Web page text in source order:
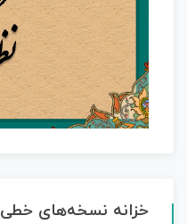
خزانه نسخه‌های خطی